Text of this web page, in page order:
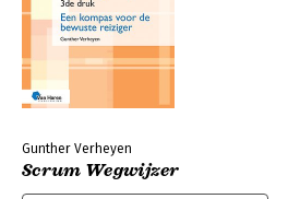
Gunther Verheyen
Scrum Wegwijzer